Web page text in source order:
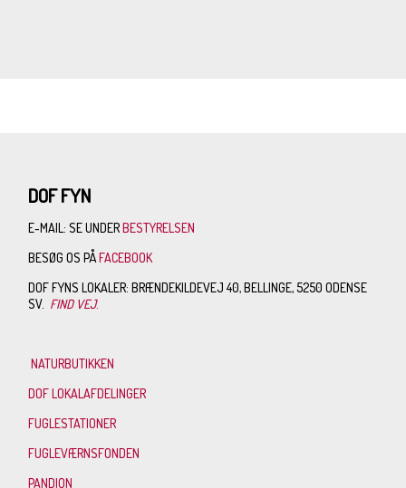
DOF FYN
E-MAIL: SE UNDERBESTYRELSEN
BESØG OS PÅFACEBOOK
DOF FYNS LOKALER: BRÆNDEKILDEVEJ 40, BELLINGE, 5250 ODENSE
SV. FIND VEJ.
NATURBUTIKKEN
DOF LOKALAFDELINGER
FUGLESTATIONER
FUGLEVÆRNSFONDEN
PANDION